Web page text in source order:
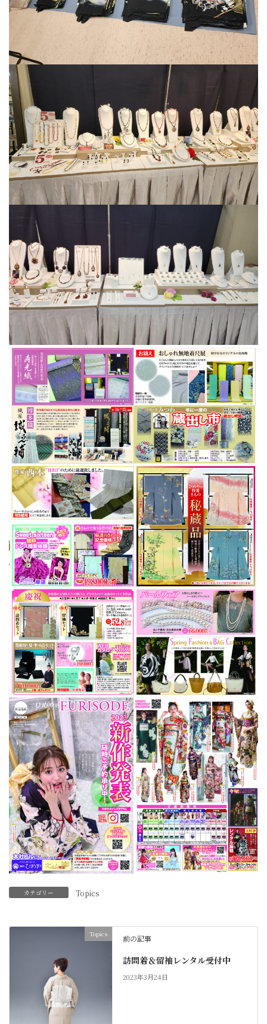
カテゴリー Topics
Topics 前の記事
訪問着＆留袖レンタル受付中
2023年3月24日